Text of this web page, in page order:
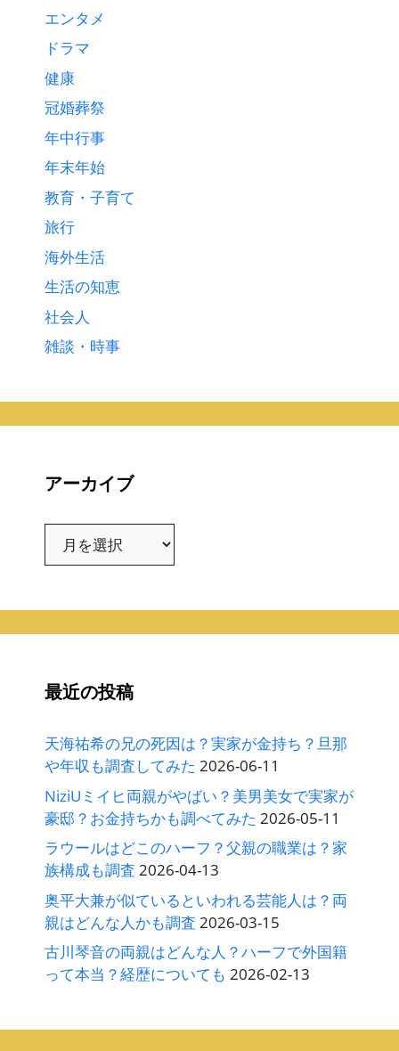
エンタメ
ドラマ
健康
冠婚葬祭
年中行事
年末年始
教育・子育て
旅行
海外生活
生活の知恵
社会人
雑談・時事
アーカイブ
最近の投稿
天海祐希の兄の死因は？実家が金持ち？旦那
や年収も調査してみた 2026-06-11
NiziUミイヒ両親がやばい？美男美女で実家が
豪邸？お金持ちかも調べてみた 2026-05-11
ラウールはどこのハーフ？父親の職業は？家
族構成も調査 2026-04-13
奥平大兼が似ているといわれる芸能人は？両
親はどんな人かも調査 2026-03-15
古川琴音の両親はどんな人？ハーフで外国籍
って本当？経歴についても 2026-02-13